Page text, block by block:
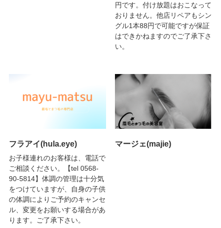
円です。付け放題はおこなって
おりません。他店リペアもシン
グル1本88円で可能ですが保証
はできかねますのでご了承下さ
い。
フラアイ(hula.eye)
お子様連れのお客様は、電話で
ご相談ください。【tel 0568-
90-5814】体調の管理は十分気
をつけていますが、自身の子供
の体調によりご予約のキャンセ
ル、変更をお願いする場合があ
ります。ご了承下さい。
マージェ(majie)